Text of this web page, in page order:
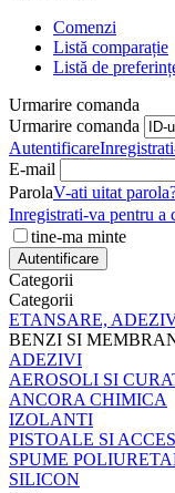
Comenzi
Listă comparație
Listă de
Urmarire comanda
Urmarire comanda
Autentificare
E-mail
ParolaV-ati uitat
Inregistrati-va pentru a
tine-ma minte
Autentificare
Categorii
Categorii
ETANSARE,
BENZI SI
ADEZIVI
AEROSOLI SI
ANCORA CHIMICA
IZOLANTI
PISTOALE SI
SPUME
SILICON